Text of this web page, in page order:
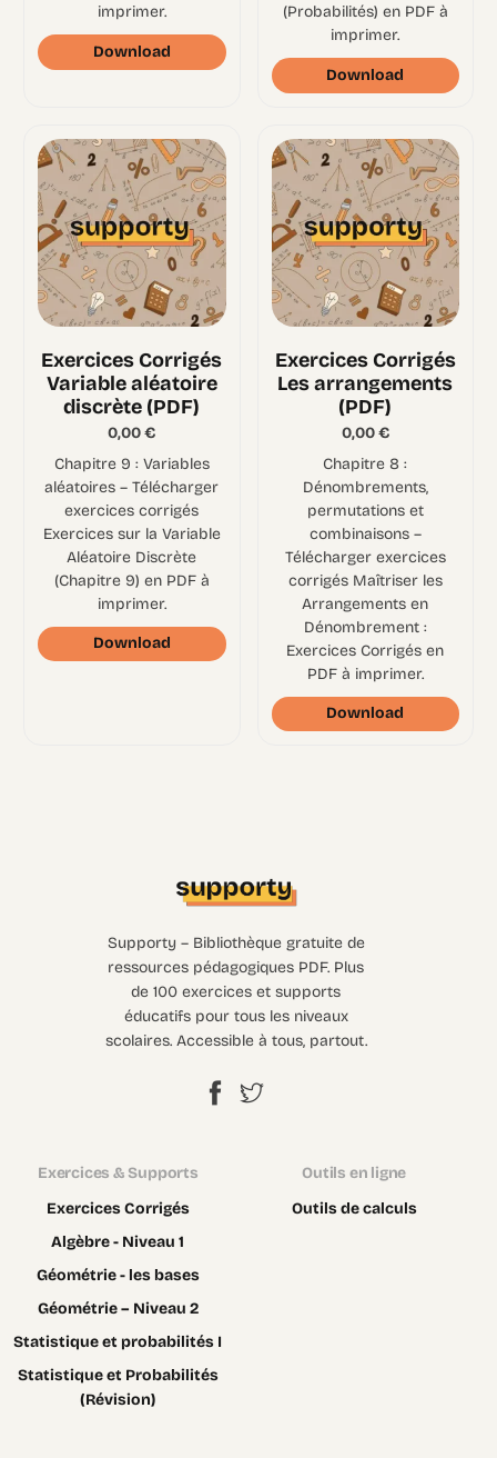
imprimer.
Download
(Probabilités) en PDF à
imprimer.
Download
Exercices Corrigés
Variable aléatoire
discrète (PDF)
0,00€
Chapitre 9 : Variables
aléatoires – Télécharger
exercices corrigés
Exercices sur la Variable
Aléatoire Discrète
(Chapitre 9) en PDF à
imprimer.
Download
Exercices Corrigés
Les arrangements
(PDF)
0,00€
Chapitre 8 :
Dénombrements,
permutations et
combinaisons –
Télécharger exercices
corrigés Maîtriser les
Arrangements en
Dénombrement :
Exercices Corrigés en
PDF à imprimer.
Download
Supporty – Bibliothèque gratuite de
ressources pédagogiques PDF. Plus
de 100 exercices et supports
éducatifs pour tous les niveaux
scolaires. Accessible à tous, partout.
Exercices & Supports
Exercices Corrigés
Algèbre - Niveau 1
Géométrie - les bases
Géométrie – Niveau 2
Statistique et probabilités I
Statistique et Probabilités
(Révision)
Outils en ligne
Outils de calculs